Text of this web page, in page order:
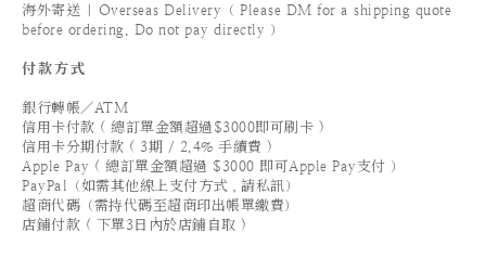
海外寄送 | Overseas Delivery（ Please DM for a shipping quote
before ordering. Do not pay directly ）
付款方式
銀行轉帳／ATM
信用卡付款 ( 總訂單金額超過$3000即可刷卡 )
信用卡分期付款 ( 3期 / 2.4% 手續費 )
Apple Pay ( 總訂單金額超過 $3000 即可Apple Pay支付 ）
PayPal（如需其他線上支付方式，請私訊）
超商代碼（需持代碼至超商印出帳單繳費）
店鋪付款 ( 下單3日內於店鋪自取 )